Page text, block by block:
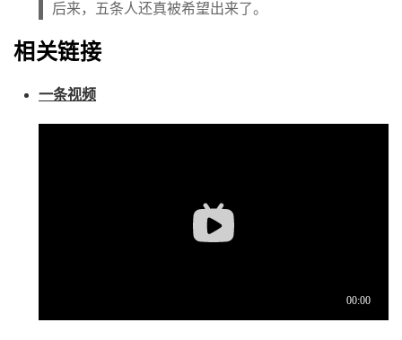
后来，五条人还真被希望出来了。
相关链接
一条视频